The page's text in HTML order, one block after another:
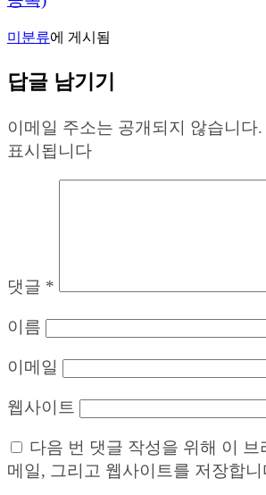
미분류에 게시됨
답글 남기기
이메일 주소는 공개되지 않습니다.
표시됩니다
댓글 *
이름
이메일
웹사이트
다음 번 댓글 작성을 위해 이 브
메일, 그리고 웹사이트를 저장합니